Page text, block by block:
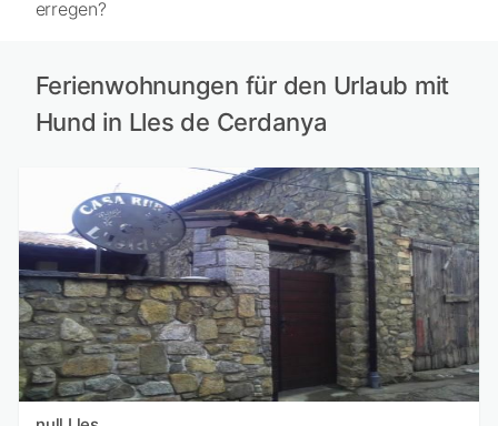
erregen?
Ferienwohnungen für den Urlaub mit
Hund in Lles de Cerdanya